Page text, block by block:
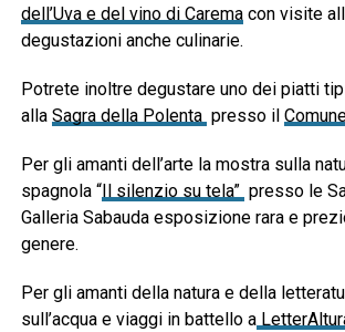
dell’Uva e del vino di Caremacon visite
degustazioni anche culinarie.
Potrete inoltre degustare uno dei piatti
alla Sagra della Polenta presso il
Per gli amanti dell’arte la mostra sulla
spagnola “Il silenzio su tela” presso le
Galleria Sabauda esposizione rara e
genere.
Per gli amanti della natura e della
sull’acqua e viaggi in battello a